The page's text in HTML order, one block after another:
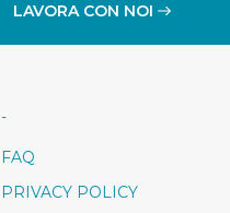
LAVORA CON NOI
-
FAQ
PRIVACY POLICY